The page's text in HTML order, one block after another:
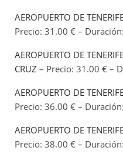
AEROPUERTO DE
Precio: 31.00 € –
AEROPUERTO DE
CRUZ – Precio: 31.00 € –
AEROPUERTO DE
Precio: 36.00 € –
AEROPUERTO DE
Precio: 38.00 € –